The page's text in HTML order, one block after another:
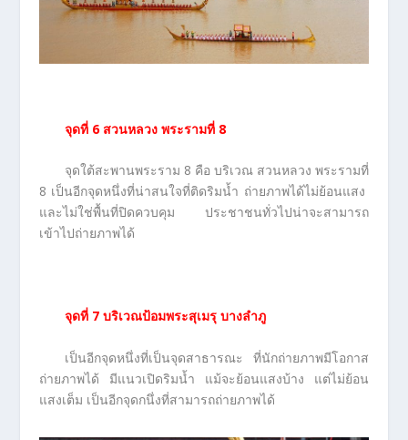
จุดที่ 6 สวนหลวง พระรามที่ 8
จุดใต้สะพานพระราม 8 คือ บริเวณ สวนหลวง พระรามที่
8 เป็นอีกจุดหนึ่งที่น่าสนใจที่ติดริมน้ำ ถ่ายภาพได้ไม่ย้อนแสง
และไม่ใช่พื้นที่ปิดควบคุม ประชาชนทั่วไปน่าจะสามารถ
เข้าไปถ่ายภาพได้
จุดที่ 7 บริเวณป้อมพระสุเมรุ บางลำภู
เป็นอีกจุดหนึ่งที่เป็นจุดสาธารณะ ที่นักถ่ายภาพมีโอกาส
ถ่ายภาพได้ มีแนวเปิดริมน้ำ แม้จะย้อนแสงบ้าง แต่ไม่ย้อน
แสงเต็ม เป็นอีกจุดกนึ่งที่สามารถถ่ายภาพได้